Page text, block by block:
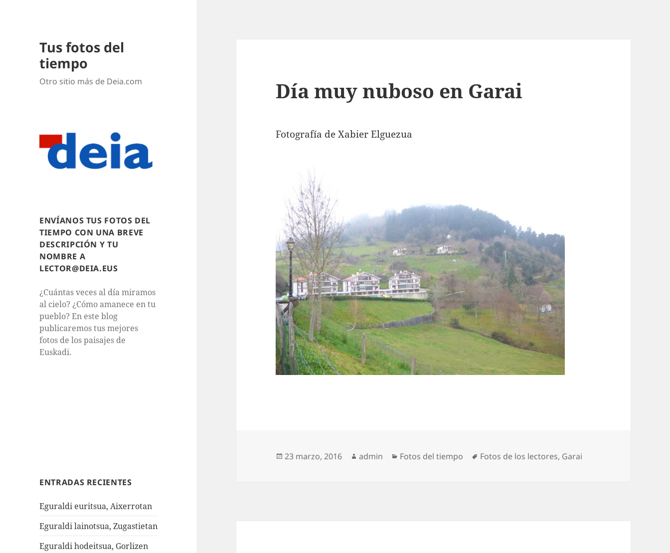
Tus fotos del
tiempo
Otro sitio más de Deia.com
ENVÍANOS TUS FOTOS DEL
TIEMPO CON UNA BREVE
DESCRIPCIÓN Y TU
NOMBRE A
LECTOR@DEIA.EUS
¿Cuántas veces al día miramos
al cielo? ¿Cómo amanece en tu
pueblo? En este blog
publicaremos tus mejores
fotos de los paisajes de
Euskadi.
ENTRADAS RECIENTES
Eguraldi euritsua, Aixerrotan
Eguraldi lainotsua, Zugastietan
Eguraldi hodeitsua, Gorlizen
Día muy nuboso en Garai
Fotografía de Xabier Elguezua
Publicado
23 marzo, 2016 Autor
admin Categorías
Fotos del tiempo Etiquetas
Fotos de los lectores, Garai